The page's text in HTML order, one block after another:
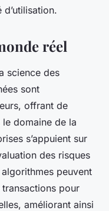
réel
science des
sont
offrant de
le domaine de la
s’appuient sur
des risques
peuvent
transactions pour
améliorant ainsi